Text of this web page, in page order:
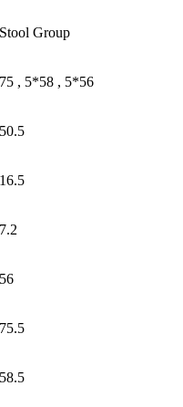
Stool Group
75 , 5*58 , 5*56
50.5
16.5
7.2
56
75.5
58.5